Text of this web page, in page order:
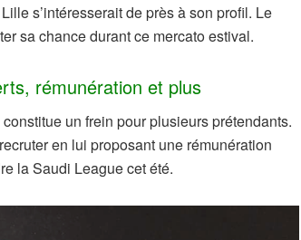
s’intéresserait de près à son profil. Le
sa chance durant ce mercato estival.
rémunération et plus
un frein pour plusieurs prétendants.
en lui proposant une rémunération
la Saudi League cet été.